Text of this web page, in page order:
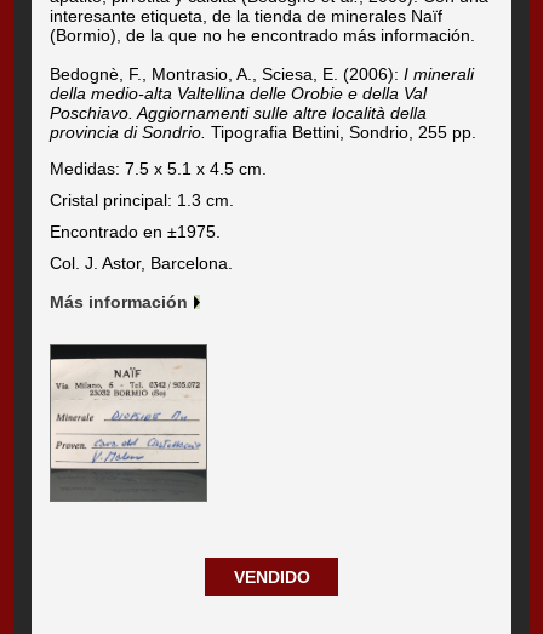
interesante etiqueta, de la tienda de minerales Naïf
(Bormio), de la que no he encontrado más información.
Bedognè, F., Montrasio, A., Sciesa, E. (2006):I minerali
della medio-alta Valtellina delle Orobie e della Val
Poschiavo. Aggiornamenti sulle altre località della
provincia di Sondrio. Tipografia Bettini, Sondrio, 255 pp.
Medidas: 7.5 x 5.1 x 4.5 cm.
Cristal principal: 1.3 cm.
Encontrado en ±1975.
Col. J. Astor, Barcelona.
Más información
VENDIDO